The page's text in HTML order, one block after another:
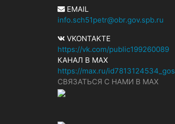
EMAIL
info.sch51petr@obr.gov.spb.ru
VKONTAKTE
https://vk.com/public199260089
КАНАЛ В MAX
https://max.ru/id7813124534_gos
СВЯЗАТЬСЯ С НАМИ В МАХ